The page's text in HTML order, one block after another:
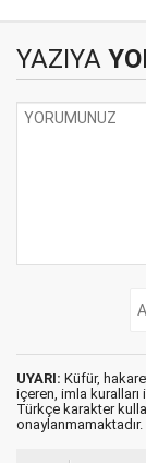
YAZIYA
UYARI: Küfür,
içeren, imla kuralları
Türkçe karakter
onaylanmamaktadır.